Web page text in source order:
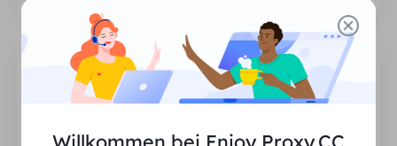
Bequeme Bedienung
Willkommen bei Enjoy Proxy.CC